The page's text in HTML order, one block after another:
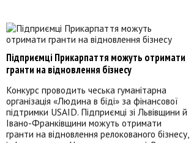
Підприємці Прикарпаття можуть отримати
гранти на відновлення бізнесу
Конкурс проводить чеська гуманітарна
організація «Людина в біді» за фінансової
підтримки USAID. Підприємці зі Львівщини й
Івано-Франківщини можуть отримати
гранти на відновлення релокованого бізнесу,